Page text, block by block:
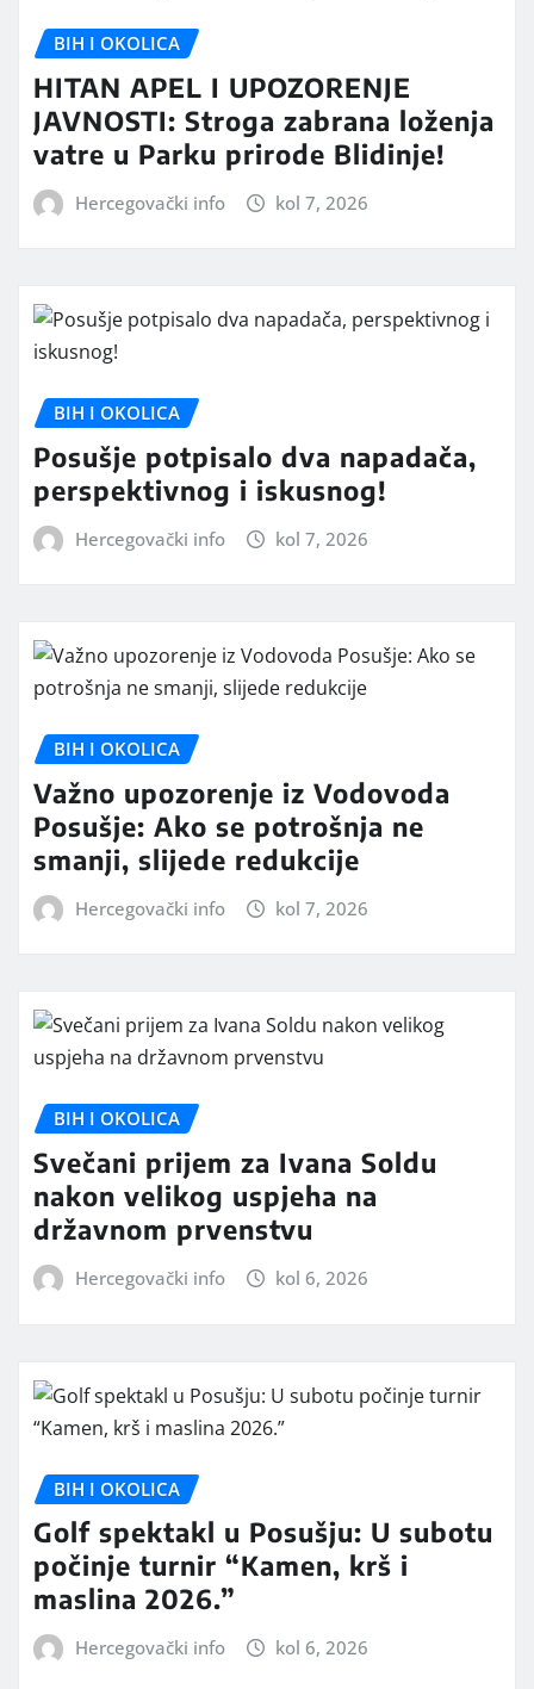
BIH I OKOLICA
HITAN APEL I UPOZORENJE
JAVNOSTI: Stroga zabrana loženja
vatre u Parku prirode Blidinje!
Hercegovački info kol 7, 2026
BIH I OKOLICA
Posušje potpisalo dva napadača,
perspektivnog i iskusnog!
Hercegovački info kol 7, 2026
BIH I OKOLICA
Važno upozorenje iz Vodovoda
Posušje: Ako se potrošnja ne
smanji, slijede redukcije
Hercegovački info kol 7, 2026
BIH I OKOLICA
Svečani prijem za Ivana Soldu
nakon velikog uspjeha na
državnom prvenstvu
Hercegovački info kol 6, 2026
BIH I OKOLICA
Golf spektakl u Posušju: U subotu
počinje turnir “Kamen, krš i
maslina 2026.”
Hercegovački info kol 6, 2026